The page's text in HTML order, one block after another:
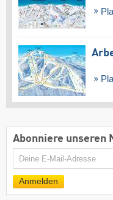
Abonniere unseren
E-
Mail
Anmelden